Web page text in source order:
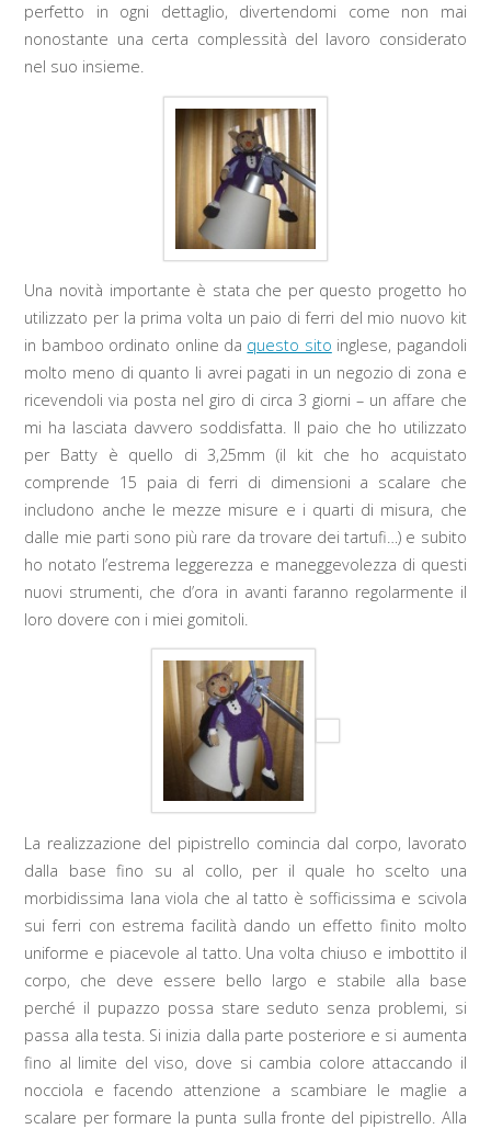
perfetto in ogni dettaglio, divertendomi come non mai
nonostante una certa complessità del lavoro considerato
nel suo insieme.
Una novità importante è stata che per questo progetto ho
utilizzato per la prima volta un paio di ferri del mio nuovo kit
in bamboo ordinato online da questo sito inglese, pagandoli
molto meno di quanto li avrei pagati in un negozio di zona e
ricevendoli via posta nel giro di circa 3 giorni – un affare che
mi ha lasciata davvero soddisfatta. Il paio che ho utilizzato
per Batty è quello di 3,25mm (il kit che ho acquistato
comprende 15 paia di ferri di dimensioni a scalare che
includono anche le mezze misure e i quarti di misura, che
dalle mie parti sono più rare da trovare dei tartufi…) e subito
ho notato l’estrema leggerezza e maneggevolezza di questi
nuovi strumenti, che d’ora in avanti faranno regolarmente il
loro dovere con i miei gomitoli.
La realizzazione del pipistrello comincia dal corpo, lavorato
dalla base fino su al collo, per il quale ho scelto una
morbidissima lana viola che al tatto è sofficissima e scivola
sui ferri con estrema facilità dando un effetto finito molto
uniforme e piacevole al tatto. Una volta chiuso e imbottito il
corpo, che deve essere bello largo e stabile alla base
perché il pupazzo possa stare seduto senza problemi, si
passa alla testa. Si inizia dalla parte posteriore e si aumenta
fino al limite del viso, dove si cambia colore attaccando il
nocciola e facendo attenzione a scambiare le maglie a
scalare per formare la punta sulla fronte del pipistrello. Alla